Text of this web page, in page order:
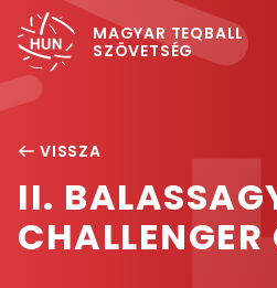
MAGYAR TEQBALL
SZÖVETSÉG
VISSZA
II.